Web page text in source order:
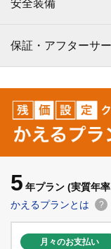
安全装備
保証・アフターサ
5 年プラン (実質年
かえるプランとは
?
月々のお支払い